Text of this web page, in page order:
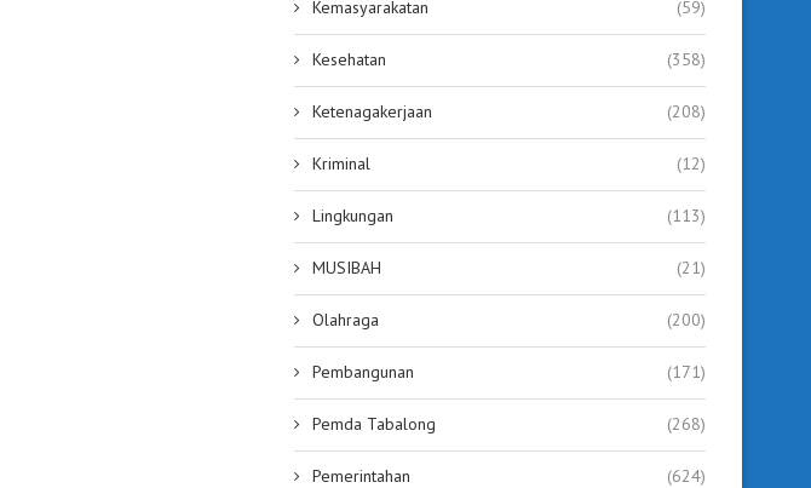
Kemasyarakatan (59)
Kesehatan (358)
Ketenagakerjaan (208)
Kriminal (12)
Lingkungan (113)
MUSIBAH (21)
Olahraga (200)
Pembangunan (171)
Pemda Tabalong (268)
Pemerintahan (624)